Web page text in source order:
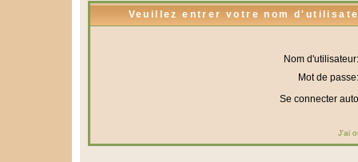
Veuillez entrer votre nom
Nom d'utilisateur:
Mot de passe:
Se connecter
J'ai